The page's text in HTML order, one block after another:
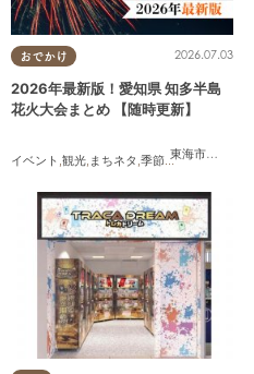
おでかけ
東海市
,大府市
2026.07.03
2026年最新版！愛知県 知多半島
花火大会まとめ 【随時更新】
イベント 観光 まちネタ 季節ネタ ,まとめ記事